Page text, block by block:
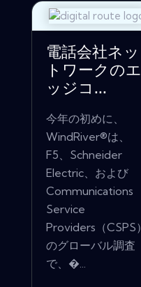
電話会社ネッ
トワークのエ
ッジコ...
今年の初めに、
WindRiver®は、
F5、Schneider
Electric、および
Communications
Service
Providers（CSPS）
のグローバル調査
で、�...